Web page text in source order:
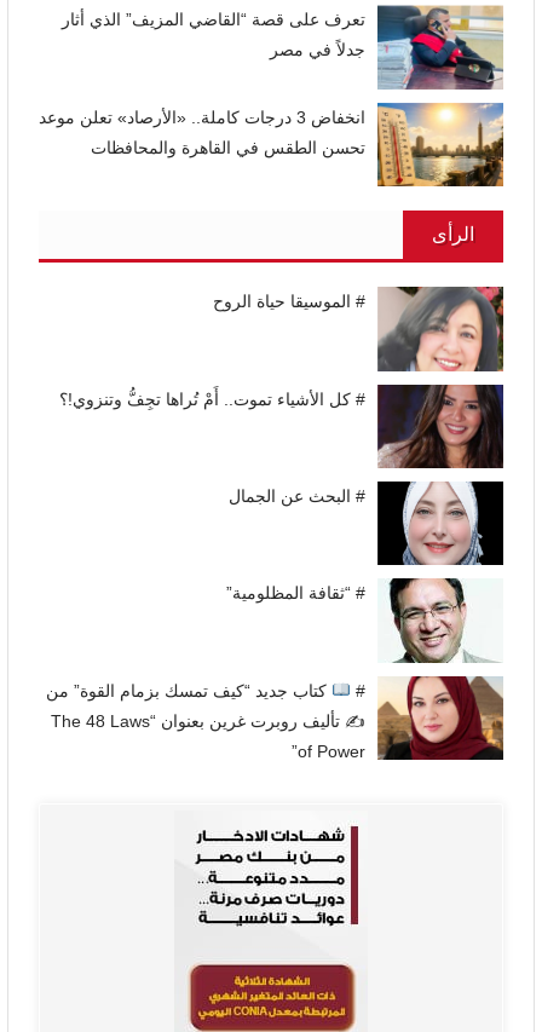
تعرف على قصة “القاضي المزيف” الذي أثار
جدلاً في مصر
انخفاض 3 درجات كاملة.. «الأرصاد» تعلن موعد
تحسن الطقس في القاهرة والمحافظات
الرأى
# الموسيقا حياة الروح
# كل الأشياء تموت.. أَمْ تُراها تجِفُّ وتنزوي!؟
# البحث عن الجمال
# “ثقافة المظلومية”
#
كتاب جديد “كيف تمسك بزمام القوة” من
✍
تأليف روبرت غرين بعنوان “The 48 Laws
of Power”